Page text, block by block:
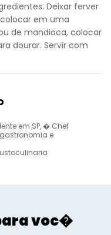
Deixar ferver
em uma
de mandioca, colocar
dourar. Servir com
em SP, � Chef
e
voc�